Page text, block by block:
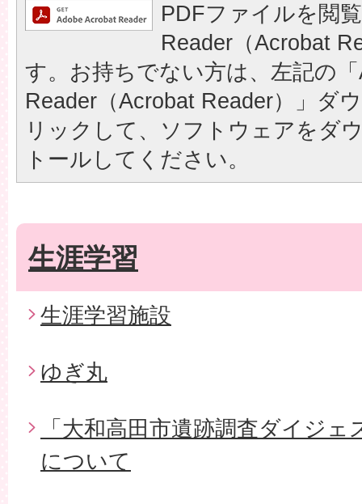
PDFファイルを閲
Reader（Acrobat
す。お持ちでない方は、左記の
Reader（Acrobat Reader）」ダ
リックして、ソフトウェアをダ
トールしてください。
生涯学習
生涯学習施設
ゆぎ丸
「大和高田市遺跡調査ダイジ
について